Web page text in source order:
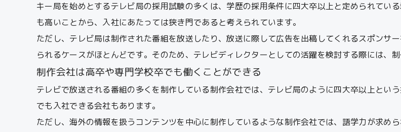
キー局を始めとするテレビ局の採用試験の多くは、学歴の採用条件に四大卒以上と定められてい
も高いことから、入社にあたっては狭き門であると考えられています。
ただし、テレビ局は制作された番組を放送したり、放送に際して広告を出稿してくれるスポンサ
られるケースがほとんどです。そのため、テレビディレクターとしての活躍を検討する際には、
制作会社は高卒や専門学校卒でも働くことができる
テレビで放送される番組の多くを制作している制作会社では、テレビ局のように四大卒以上とい
でも入社できる会社もあります。
ただし、海外の情報を扱うコンテンツを中心に制作しているような制作会社では、語学力が求め